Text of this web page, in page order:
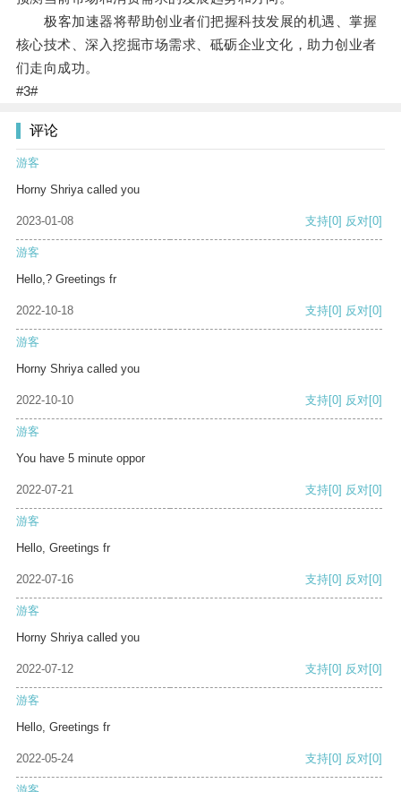
极客加速器将帮助创业者们把握科技发展的机遇、掌握
核心技术、深入挖掘市场需求、砥砺企业文化，助力创业者
们走向成功。
#3#
评论
游客
Horny Shriya called you
2023-01-08 支持[0] 反对[0]
游客
Hello,? Greetings fr
2022-10-18 支持[0] 反对[0]
游客
Horny Shriya called you
2022-10-10 支持[0] 反对[0]
游客
You have 5 minute oppor
2022-07-21 支持[0] 反对[0]
游客
Hello, Greetings fr
2022-07-16 支持[0] 反对[0]
游客
Horny Shriya called you
2022-07-12 支持[0] 反对[0]
游客
Hello, Greetings fr
2022-05-24 支持[0] 反对[0]